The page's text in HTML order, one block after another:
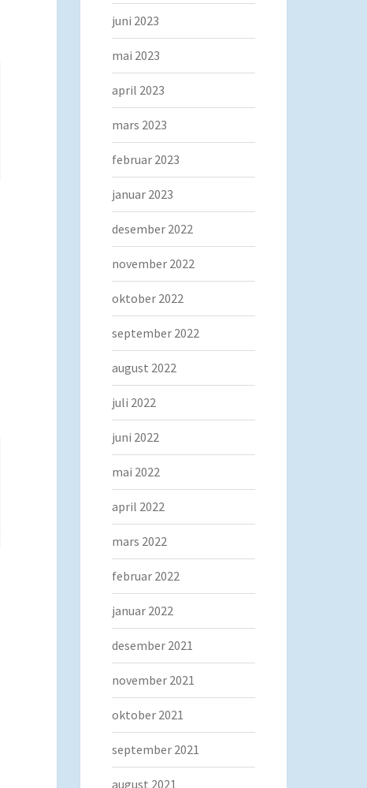
juni 2023
mai 2023
april 2023
mars 2023
februar 2023
januar 2023
desember 2022
november 2022
oktober 2022
september 2022
august 2022
juli 2022
juni 2022
mai 2022
april 2022
mars 2022
februar 2022
januar 2022
desember 2021
november 2021
oktober 2021
september 2021
august 2021